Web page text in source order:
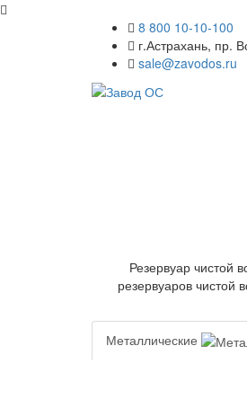
8 800 10-10-100
г.Астрахань, пр.
sale@zavodos.ru
Резервуар чистой
резервуаров чистой
Металлические